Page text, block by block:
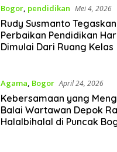
Bogor, pendidikan Mei 4, 2026
Rudy Susmanto Tegaskan
Perbaikan Pendidikan
Dimulai Dari Ruang Kelas
Agama, Bogor April 24, 2026
Kebersamaan yang
Balai Wartawan Depok
Halalbihalal di Puncak